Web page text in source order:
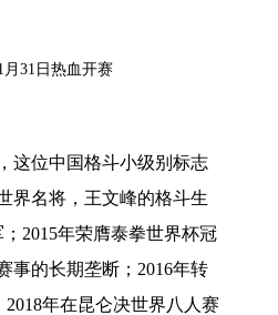
这位中国格斗小级别标志
界名将，王文峰的格斗生
2015年荣膺泰拳世界杯冠
事的长期垄断；2016年转
年在昆仑决世界八人赛